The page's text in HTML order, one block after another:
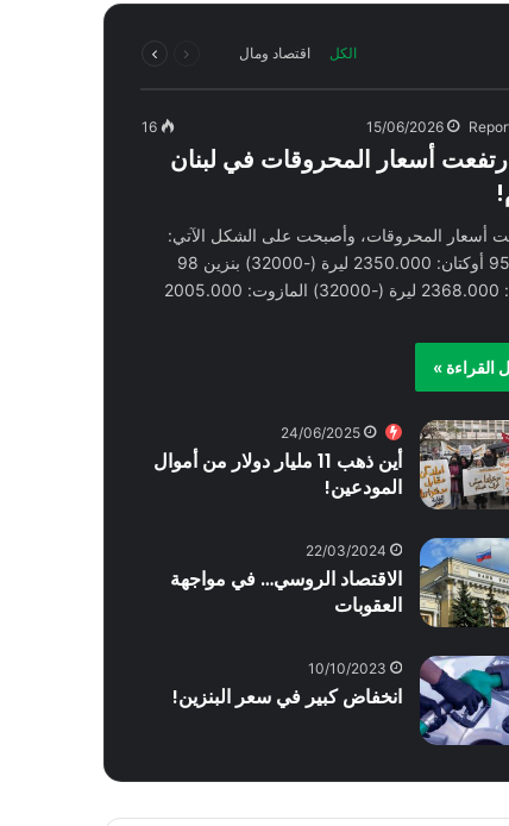
الكل اقتصاد ومال
الصفحة
15/06/2026
16
أسعار المحروقات في لبنان
أسعار المحروقات، وأصبحت على الشكل الآتي:
بنزين 95 أوكتان: 2350.000 ليرة (-32000) بنزين 98
أوكتان: 2368.000 ليرة (-32000) المازوت: 2005.000
القراءة »
24/06/2025
أين ذهب 11 مليار دولار من أموال
المودعين!
22/03/2024
الاقتصاد الروسي… في مواجهة
العقوبات
10/10/2023
انخفاض كبير في سعر البنزين!